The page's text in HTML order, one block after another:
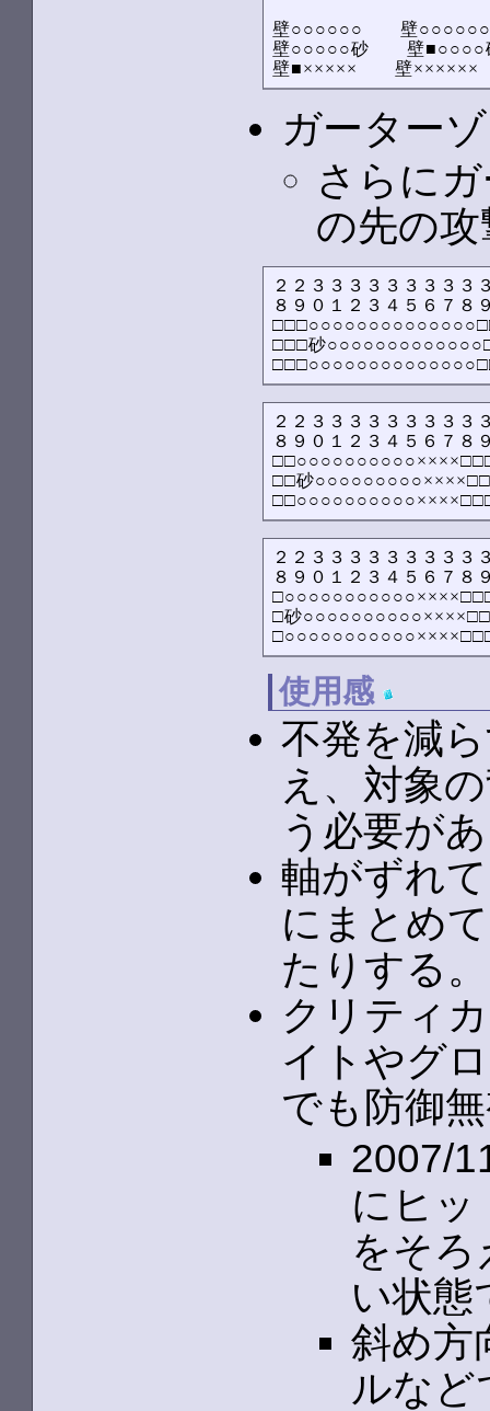
壁○○○○○○　　壁
壁○○○○○砂　　壁
壁■×××××　　壁××××××
ガーター
さらに
の先の
２２３３３３３３３３３
８９０１２３４５６７８
□□□砂
２２３３３３３３３３３
８９０１２３４５６７８
□□砂
２２３３３３３３３３３
８９０１２３４５６７８
□砂
使用感
不発を減
え、対象
う必要が
軸がずれ
にまとめ
たりする。
クリティ
イトやグ
でも防御
2007/
にヒッ
をそろ
い状態
斜め方
ルなど